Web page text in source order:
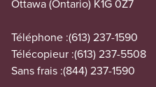
Ottawa (Ontario) K1G 0Z7
Téléphone :(613) 237-1590
Télécopieur :(613) 237-5508
Sans frais :(844) 237-1590